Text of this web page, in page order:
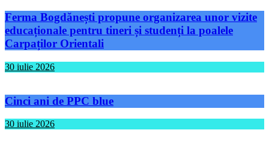
Ferma Bogdănești propune organizarea unor vizite
educaționale pentru tineri și studenți la poalele
Carpaților Orientali
30 iulie 2026
Cinci ani de PPC blue
30 iulie 2026